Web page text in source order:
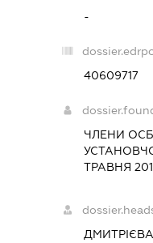
-
40609717
ЧЛЕНИ
ТРАВНЯ